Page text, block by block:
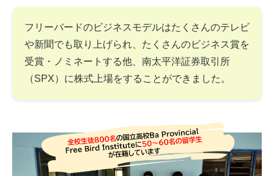
フリーバードのビジネスモデルはたくさんのテレビ
や新聞でも取り上げられ、たくさんのビジネス賞を
受賞・ノミネートする他、南太平洋証券取引所
（SPX）に株式上場をすることができました。